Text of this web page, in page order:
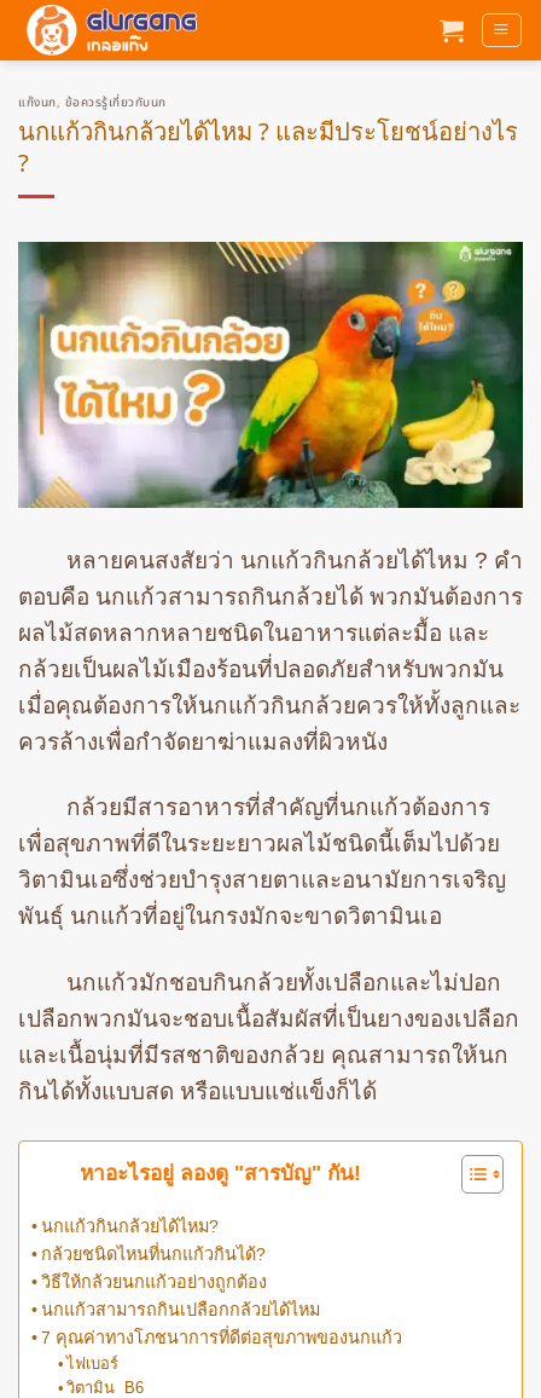
ข้าม
เนื้อหา
แก๊งนก, ข้อควรรู้เกี่ยวกับนก
นกแก้วกินกล้วยได้ไหม ? และมีประโยชน์อย่างไร
?
หลายคนสงสัยว่า นกแก้วกินกล้วยได้ไหม ? คำ
ตอบคือ นกแก้วสามารถกินกล้วยได้ พวกมันต้องการ
ผลไม้สดหลากหลายชนิดในอาหารแต่ละมื้อ และ
กล้วยเป็นผลไม้เมืองร้อนที่ปลอดภัยสำหรับพวกมัน
เมื่อคุณต้องการให้นกแก้วกินกล้วยควรให้ทั้งลูกและ
ควรล้างเพื่อกำจัดยาฆ่าแมลงที่ผิวหนัง
กล้วยมีสารอาหารที่สำคัญที่นกแก้วต้องการ
เพื่อสุขภาพที่ดีในระยะยาวผลไม้ชนิดนี้เต็มไปด้วย
วิตามินเอซึ่งช่วยบำรุงสายตาและอนามัยการเจริญ
พันธุ์ นกแก้วที่อยู่ในกรงมักจะขาดวิตามินเอ
นกแก้วมักชอบกินกล้วยทั้งเปลือกและไม่ปอก
เปลือกพวกมันจะชอบเนื้อสัมผัสที่เป็นยางของเปลือก
และเนื้อนุ่มที่มีรสชาติของกล้วย คุณสามารถให้นก
กินได้ทั้งแบบสด หรือแบบแช่แข็งก็ได้
หาอะไรอยู่ ลองดู "สารบัญ" กัน!
นกแก้วกินกล้วยได้ไหม?
กล้วยชนิดไหนที่นกแก้วกินได้?
วิธีให้กล้วยนกแก้วอย่างถูกต้อง
นกแก้วสามารถกินเปลือกกล้วยได้ไหม
7 คุณค่าทางโภชนาการที่ดีต่อสุขภาพของนกแก้ว
ไฟเบอร์
วิตามิน B6